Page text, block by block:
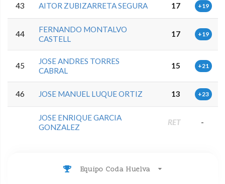
43 AITOR ZUBIZARRETA SEGURA 17 +19
44
FERNANDO MONTALVO
CASTELL
17 +19
45
JOSE ANDRES TORRES
CABRAL
15 +21
46 JOSE MANUEL LUQUE ORTIZ 13 +23
JOSE ENRIQUE GARCIA
GONZALEZ
RET -
Equipo Coda Huelva